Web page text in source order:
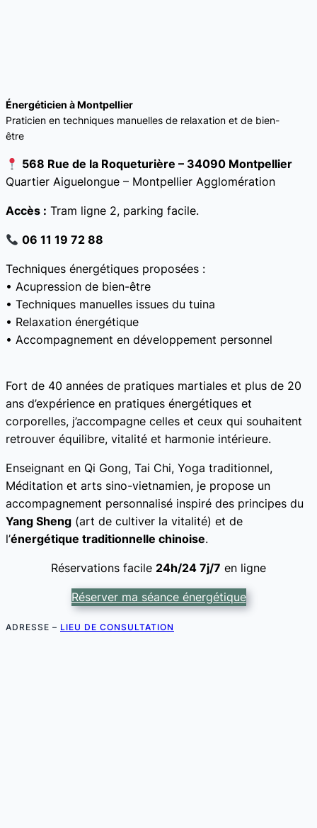
Énergéticien à Montpellier
Praticien en techniques manuelles de relaxation et de bien-
être
568 Rue de la Roqueturière – 34090 Montpellier
Quartier Aiguelongue – Montpellier Agglomération
Accès : Tram ligne 2, parking facile.
06 11 19 72 88
Techniques énergétiques proposées :
• Acupression de bien-être
• Techniques manuelles issues du tuina
• Relaxation énergétique
• Accompagnement en développement personnel
Fort de 40 années de pratiques martiales et plus de 20
ans d’expérience en pratiques énergétiques et
corporelles, j’accompagne celles et ceux qui souhaitent
retrouver équilibre, vitalité et harmonie intérieure.
Enseignant en Qi Gong, Tai Chi, Yoga traditionnel,
Méditation et arts sino-vietnamien, je propose un
accompagnement personnalisé inspiré des principes du
Yang Sheng (art de cultiver la vitalité) et de
l’énergétique traditionnelle chinoise.
Réservations facile 24h/24 7j/7 en ligne
Réserver ma séance énergétique
ADRESSE – LIEU DE CONSULTATION